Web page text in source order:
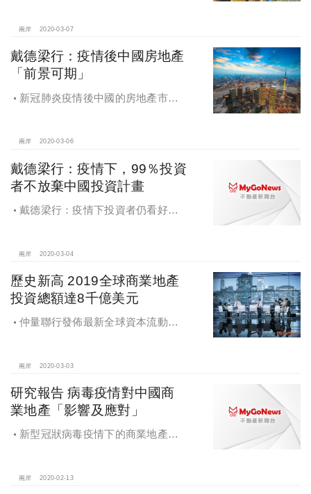
兩岸 2020-03-07
戴德梁行：疫情後中國房地產
「前景可期」
新冠肺炎疫情後中國的房地產市
兩岸 2020-03-06
戴德梁行：疫情下，99％投資
者不放棄中國投資計畫
戴德梁行：疫情下投資者仍看好中
兩岸 2020-03-04
歷史新高 2019全球商業地產
投資總額達8千億美元
仲量聯行發佈最新全球資本流動報
兩岸 2020-03-03
研究報告 病毒疫情對中國商
業地產「影響及應對」
新型冠狀病毒疫情下的商業地產或
響及應對》
兩岸 2020-02-13